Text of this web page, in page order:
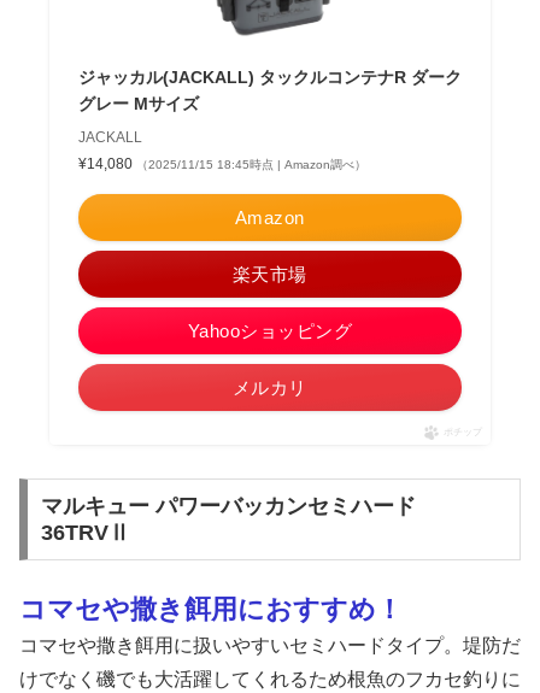
ジャッカル(JACKALL) タックルコンテナR ダーク
グレー Mサイズ
JACKALL
¥14,080
（2025/11/15 18:45時点 | Amazon調べ）
Amazon
楽天市場
Yahooショッピング
メルカリ
ポチップ
マルキュー パワーバッカンセミハード
36TRVⅡ
コマセや撒き餌用におすすめ！
コマセや撒き餌用に扱いやすいセミハードタイプ。堤防だ
けでなく磯でも大活躍してくれるため根魚のフカセ釣りに